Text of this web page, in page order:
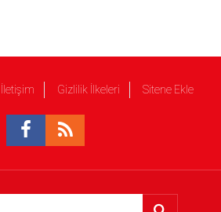
İletişim Gizlilik İlkeleri Sitene Ekle